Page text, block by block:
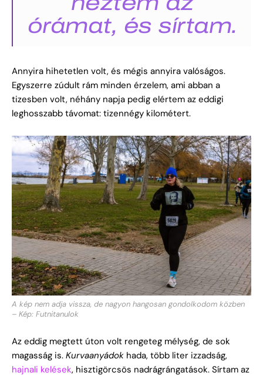
órámat, és sírtam.
Annyira hihetetlen volt, és mégis annyira valóságos.
Egyszerre zúdult rám minden érzelem, ami abban a
tizesben volt, néhány napja pedig elértem az eddigi
leghosszabb távomat: tizennégy kilométert.
A kép nem adja vissza, de nagyon hangosan gondolkodom közben
– Kép: Futnitanulok
Az eddig megtett úton volt rengeteg mélység, de sok
magasság is. Kurvaanyádok hada, több liter izzadság,
hajnali kelések, hisztigörcsös nadrágrángatások. Sírtam az